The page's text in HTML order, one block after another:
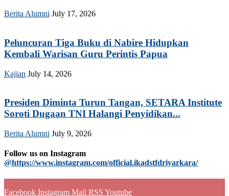
Berita Alumni July 17, 2026
Peluncuran Tiga Buku di Nabire Hidupkan
Kembali Warisan Guru Perintis Papua
Kajian July 14, 2026
Presiden Diminta Turun Tangan, SETARA Institute
Soroti Dugaan TNI Halangi Penyidikan...
Berita Alumni July 9, 2026
Follow us on Instagram
@https://www.instagram.com/official.ikadstfdriyarkara/
Facebook Instagram Mail RSS Youtube